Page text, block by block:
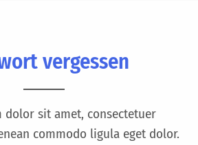
vergessen
dolor sit amet, consectetuer
commodo ligula eget dolor.